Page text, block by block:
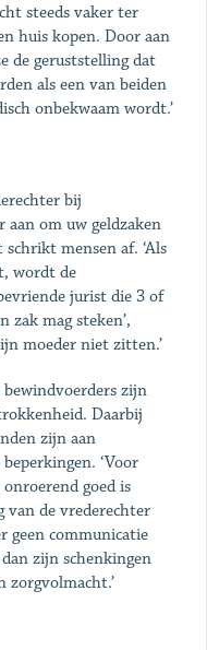
steeds vaker ter
huis kopen. Door aan
de geruststelling dat
als een van beiden
onbekwaam wordt.’
bij
aan om uw geldzaken
mensen af. ‘Als
wordt de
jurist die 3 of
zak mag steken’,
moeder niet zitten.’
zijn
Daarbij
zijn aan
‘Voor
goed is
van de vrederechter
geen communicatie
zijn schenkingen
zorg­volmacht.’